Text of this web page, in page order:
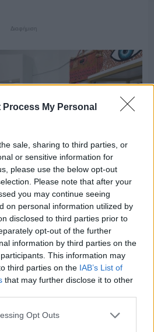
Process My Personal
sale, sharing to third parties, or
or sensitive information for
please use the below opt-out
Please note that after your
you may continue seeing
on personal information utilized by
disclosed to third parties prior to
opt-out of the further
information by third parties on the
This information may
third parties on the IAB’s List of
that may further disclose it to other
Opt Outs
Διαφήμιση
προτάσεις του